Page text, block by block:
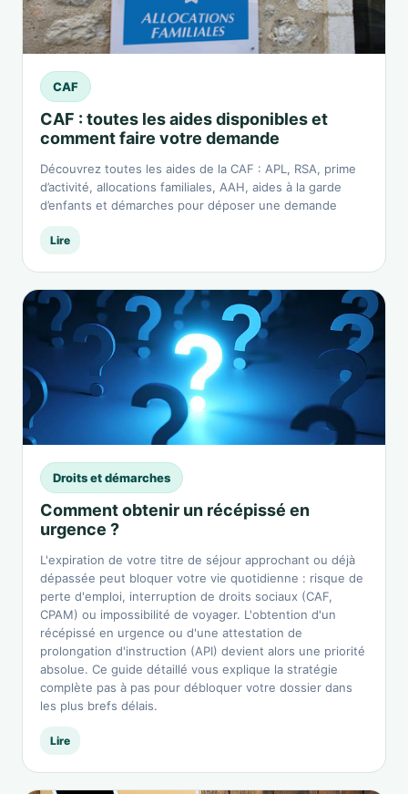
CAF
CAF : toutes les aides disponibles et
comment faire votre demande
Découvrez toutes les aides de la CAF : APL, RSA, prime
d’activité, allocations familiales, AAH, aides à la garde
d’enfants et démarches pour déposer une demande
Lire
Droits et démarches
Comment obtenir un récépissé en
urgence ?
L'expiration de votre titre de séjour approchant ou déjà
dépassée peut bloquer votre vie quotidienne : risque de
perte d'emploi, interruption de droits sociaux (CAF,
CPAM) ou impossibilité de voyager. L'obtention d'un
récépissé en urgence ou d'une attestation de
prolongation d'instruction (API) devient alors une priorité
absolue. Ce guide détaillé vous explique la stratégie
complète pas à pas pour débloquer votre dossier dans
les plus brefs délais.
Lire